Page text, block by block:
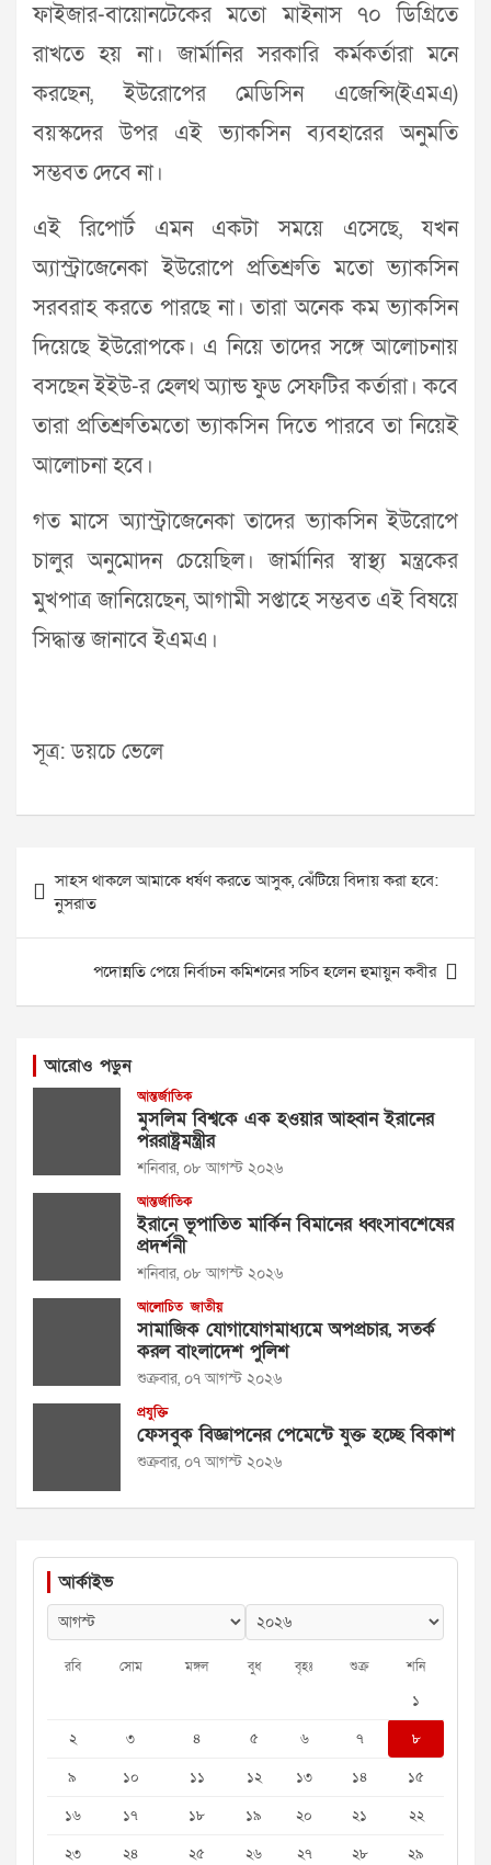
ফাইজার-বায়োনটেকের মতো মাইনাস ৭০ ডিগ্রিতে
রাখতে হয় না। জার্মানির সরকারি কর্মকর্তারা মনে
করছেন, ইউরোপের মেডিসিন এজেন্সি(ইএমএ)
বয়স্কদের উপর এই ভ্যাকসিন ব্যবহারের অনুমতি
সম্ভবত দেবে না।
এই রিপোর্ট এমন একটা সময়ে এসেছে, যখন
অ্যাস্ট্রাজেনেকা ইউরোপে প্রতিশ্রুতি মতো ভ্যাকসিন
সরবরাহ করতে পারছে না। তারা অনেক কম ভ্যাকসিন
দিয়েছে ইউরোপকে। এ নিয়ে তাদের সঙ্গে আলোচনায়
বসছেন ইইউ-র হেলথ অ্যান্ড ফুড সেফটির কর্তারা। কবে
তারা প্রতিশ্রুতিমতো ভ্যাকসিন দিতে পারবে তা নিয়েই
আলোচনা হবে।
গত মাসে অ্যাস্ট্রাজেনেকা তাদের ভ্যাকসিন ইউরোপে
চালুর অনুমোদন চেয়েছিল। জার্মানির স্বাস্থ্য মন্ত্রকের
মুখপাত্র জানিয়েছেন, আগামী সপ্তাহে সম্ভবত এই বিষয়ে
সিদ্ধান্ত জানাবে ইএমএ।
সূত্র: ডয়চে ভেলে
navigation
সাহস থাকলে আমাকে ধর্ষণ করতে আসুক, ঝেঁটিয়ে বিদায় করা হবে:
নুসরাত
পদোন্নতি পেয়ে নির্বাচন কমিশনের সচিব হলেন হুমায়ুন কবীর
আরোও পড়ুন
আন্তর্জাতিক
মুসলিম বিশ্বকে এক হওয়ার আহ্বান ইরানের
পররাষ্ট্রমন্ত্রীর
শনিবার, ০৮ আগস্ট ২০২৬
আন্তর্জাতিক
ইরানে ভূপাতিত মার্কিন বিমানের ধ্বংসাবশেষের
প্রদর্শনী
শনিবার, ০৮ আগস্ট ২০২৬
আলোচিত জাতীয়
সামাজিক যোগাযোগমাধ্যমে অপপ্রচার, সতর্ক
করল বাংলাদেশ পুলিশ
শুক্রবার, ০৭ আগস্ট ২০২৬
প্রযুক্তি
ফেসবুক বিজ্ঞাপনের পেমেন্টে যুক্ত হচ্ছে বিকাশ
শুক্রবার, ০৭ আগস্ট ২০২৬
আর্কাইভ
রবি সোম মঙ্গল বুধ বৃহঃ শুক্র শনি
১
২
৩ ৪ ৫ ৬ ৭
৮
৯
১০ ১১ ১২ ১৩ ১৪
১৫
১৬
১৭ ১৮ ১৯ ২০ ২১
২২
২৩
২৪ ২৫ ২৬ ২৭ ২৮ ২৯